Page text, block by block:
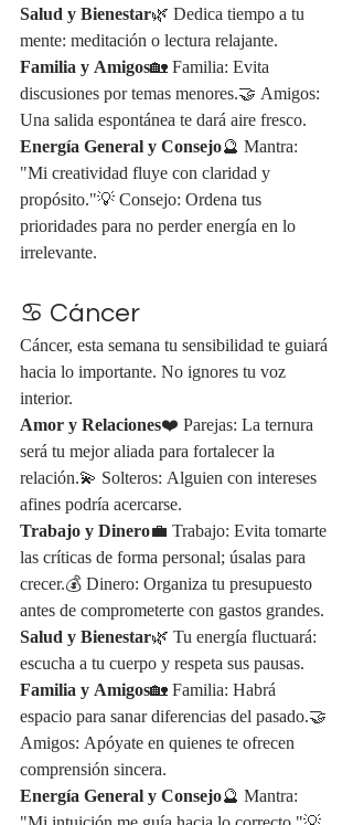
Salud y Bienestar🌿 Dedica tiempo a tu
mente: meditación o lectura relajante.
Familia y Amigos🏡 Familia: Evita
discusiones por temas menores.🤝 Amigos:
Una salida espontánea te dará aire fresco.
Energía General y Consejo🔮 Mantra:
"Mi creatividad fluye con claridad y
propósito."💡 Consejo: Ordena tus
prioridades para no perder energía en lo
irrelevante.
♋ Cáncer
Cáncer, esta semana tu sensibilidad te guiará
hacia lo importante. No ignores tu voz
interior.
Amor y Relaciones❤️ Parejas: La ternura
será tu mejor aliada para fortalecer la
relación.💫 Solteros: Alguien con intereses
afines podría acercarse.
Trabajo y Dinero💼 Trabajo: Evita tomarte
las críticas de forma personal; úsalas para
crecer.💰 Dinero: Organiza tu presupuesto
antes de comprometerte con gastos grandes.
Salud y Bienestar🌿 Tu energía fluctuará:
escucha a tu cuerpo y respeta sus pausas.
Familia y Amigos🏡 Familia: Habrá
espacio para sanar diferencias del pasado.🤝
Amigos: Apóyate en quienes te ofrecen
comprensión sincera.
Energía General y Consejo🔮 Mantra: